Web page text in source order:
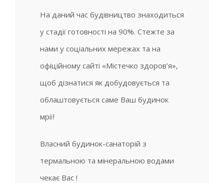
На даний час будівництво знаходиться
у стадії готовності на 90%. Стежте за
нами у соціальних мережах та на
офіційному сайті «Містечко здоров’я»,
щоб дізнатися як добудовується та
облаштовується саме Ваш будинок
мрії!
Власний будинок-санаторій з
термальною та мінеральною водами
чекає Вас !